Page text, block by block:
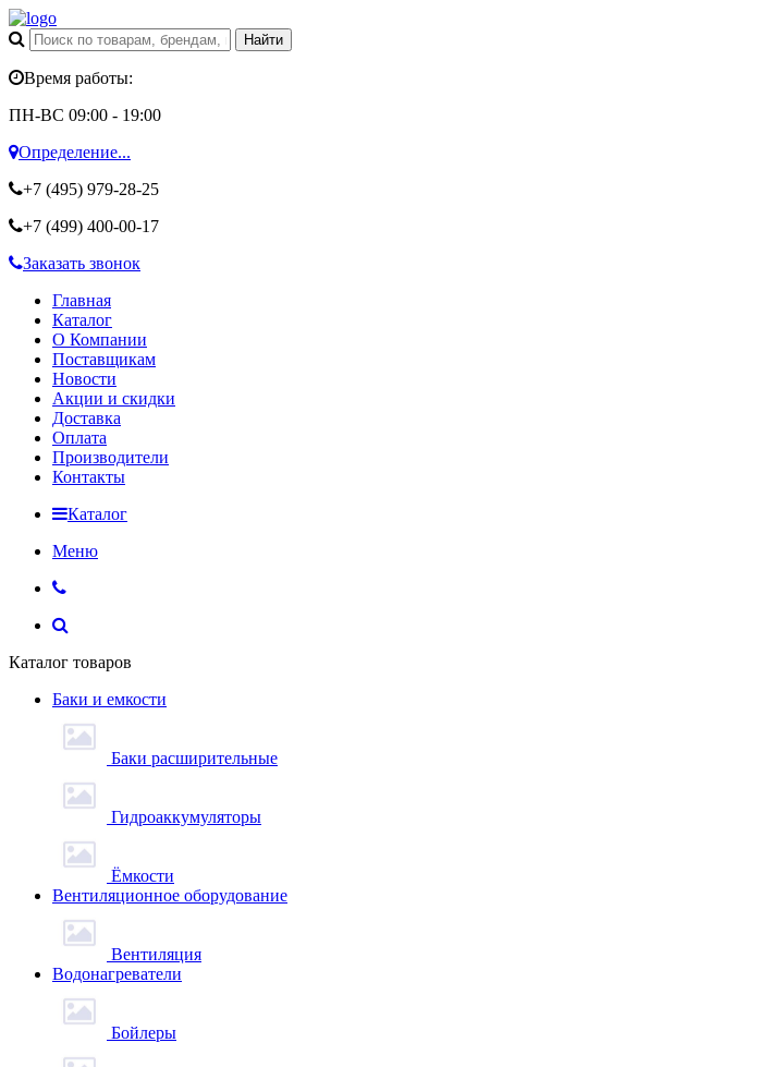
Время работы:
ПН-ВС 09:00 - 19:00
Определение...
+7 (495) 979-28-25
+7 (499) 400-00-17
Заказать звонок
Главная
Каталог
О Компании
Поставщикам
Новости
Акции и скидки
Доставка
Оплата
Производители
Контакты
Каталог
Меню
Каталог товаров
Баки и емкости
Баки расширительные
Гидроаккумуляторы
Ёмкости
Вентиляционное оборудование
Вентиляция
Водонагреватели
Бойлеры